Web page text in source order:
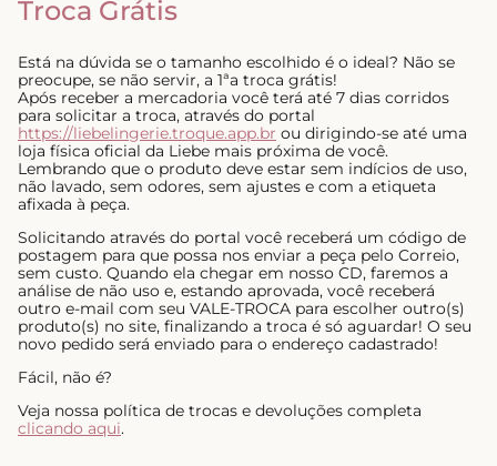
Troca Grátis
Está na dúvida se o tamanho escolhido é o ideal? Não se
preocupe, se não servir, a 1ªa troca grátis!
Após receber a mercadoria você terá até 7 dias corridos
para solicitar a troca, através do portal
https://liebelingerie.troque.app.br ou dirigindo-se até uma
loja física oficial da Liebe mais próxima de você.
Lembrando que o produto deve estar sem indícios de uso,
não lavado, sem odores, sem ajustes e com a etiqueta
afixada à peça.
Solicitando através do portal você receberá um código de
postagem para que possa nos enviar a peça pelo Correio,
sem custo. Quando ela chegar em nosso CD, faremos a
análise de não uso e, estando aprovada, você receberá
outro e-mail com seu VALE-TROCA para escolher outro(s)
produto(s) no site, finalizando a troca é só aguardar! O seu
novo pedido será enviado para o endereço cadastrado!
Fácil, não é?
Veja nossa política de trocas e devoluções completa
clicando aqui.